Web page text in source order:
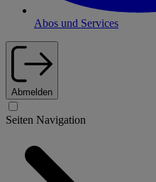
Abos und Services
Abmelden
Seiten Navigation